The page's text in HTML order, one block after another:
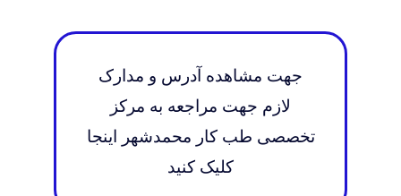
جهت مشاهده آدرس و مدارک
لازم جهت مراجعه به مرکز
تخصصی طب کار محمدشهر اینجا
کلیک کنید